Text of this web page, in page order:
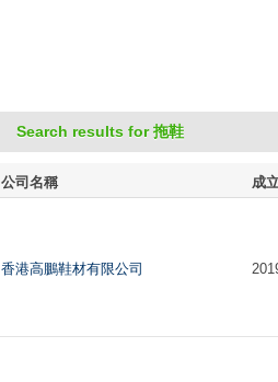
Search results for 拖鞋
公司名稱 成
香港高鵬鞋材有限公司